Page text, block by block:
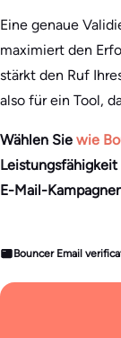
Eine genaue
maximiert den
stärkt den Ruf
also für ein Tool,
Wählen Sie wie
E-Mail-
Bouncer Email